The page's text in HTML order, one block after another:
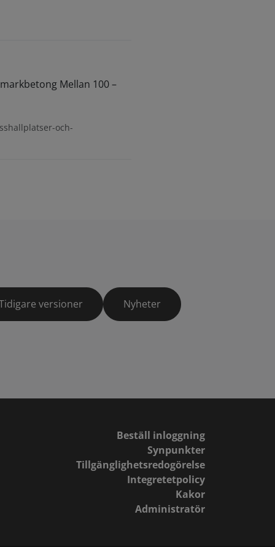
Mellan 100 –
och-
versioner Nyheter
Beställ inloggning
Synpunkter
Tillgänglighetsredogörelse
Integretetpolicy
Kakor
Administratör